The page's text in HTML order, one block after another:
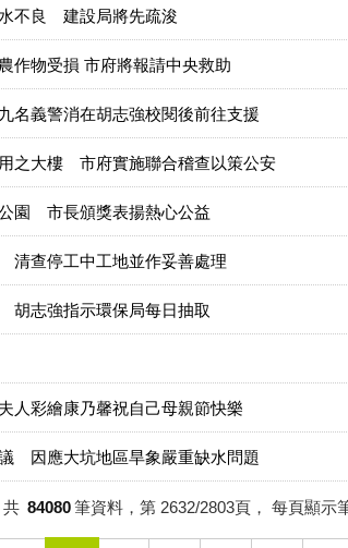
不良 建設局將先疏浚
作物受損 市府將報請中央救助
名義警消在胡志強校閱後前往支援
之大樓 市府實施聯合稽查以策公安
園 市長頒獎表揚熱心公益
清查停工中工地並作妥善處理
胡志強指示環保局每日抽取
人彩繪康乃馨祝自己母親節快樂
因應大坑地區旱象嚴重缺水問題
共 84080筆資料，第 2632/2803頁， 每頁顯示